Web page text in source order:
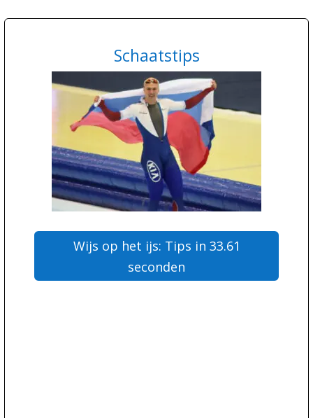
Schaatstips
Wijs op het ijs: Tips in 33.61
seconden